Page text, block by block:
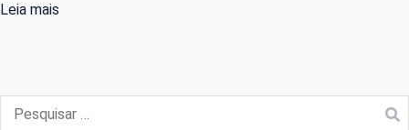
Leia mais